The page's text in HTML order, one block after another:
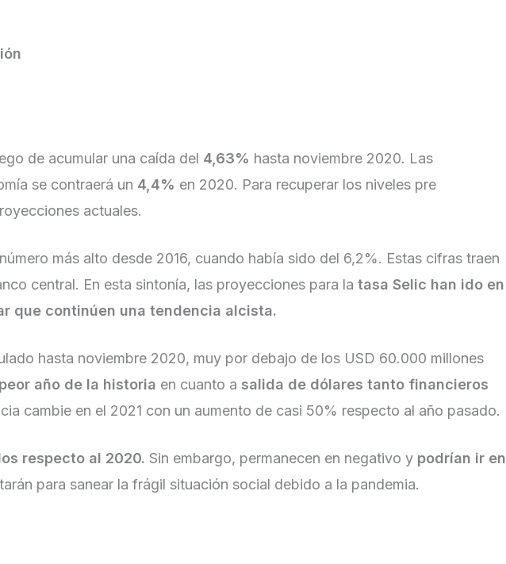
de acumular una caída del 4,63% hasta noviembre 2020. Las
se contraerá un 4,4% en 2020. Para recuperar los niveles pre
actuales.
más alto desde 2016, cuando había sido del 6,2%. Estas cifras traen
central. En esta sintonía, las proyecciones para la tasa Selic han ido en
que continúen una tendencia alcista.
hasta noviembre 2020, muy por debajo de los USD 60.000 millones
año de la historia en cuanto a salida de dólares tanto financieros
cambie en el 2021 con un aumento de casi 50% respecto al año pasado.
respecto al 2020. Sin embargo, permanecen en negativo y podrían ir en
para sanear la frágil situación social debido a la pandemia.